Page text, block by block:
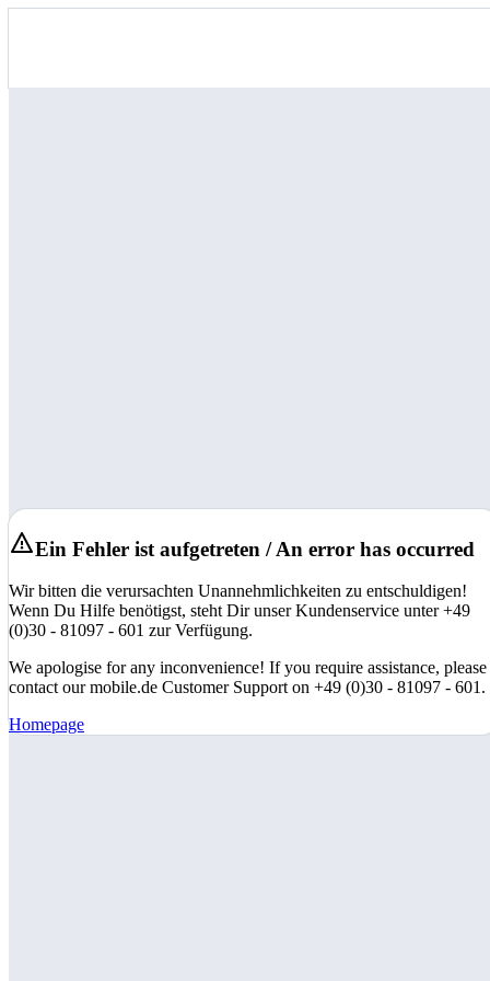
Ein Fehler ist aufgetreten / An error has occurred
Wir bitten die verursachten Unannehmlichkeiten zu entschuldigen!
Wenn Du Hilfe benötigst, steht Dir unser Kundenservice unter +49
(0)30 - 81097 - 601 zur Verfügung.
We apologise for any inconvenience! If you require assistance, please
contact our mobile.de Customer Support on +49 (0)30 - 81097 - 601.
Homepage